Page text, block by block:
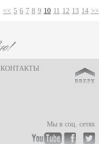
<< 5 6 7 8 9 10 11 12 13 14 >>
КОНТАКТЫ
Мы в соц. сетях